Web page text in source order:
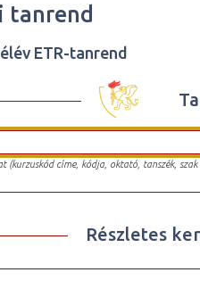
tanrend
ETR-tanrend
(kurzuskód címe, kódja, oktató, tanszék,
Részletes